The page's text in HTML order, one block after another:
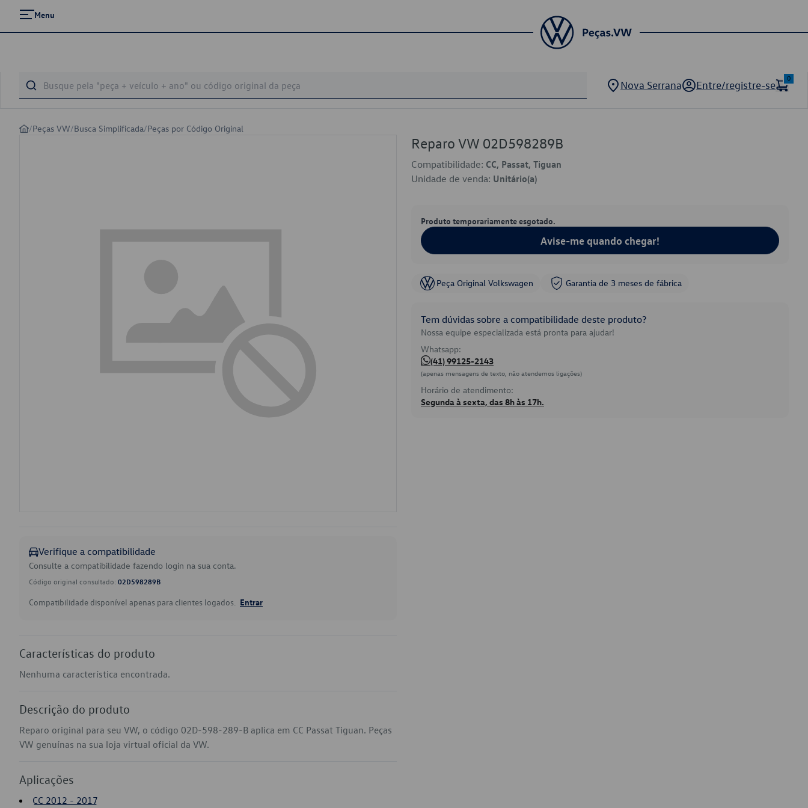
Menu
Nova Serrana Entre/registre-se
0
/Peças VW/Busca Simplificada/Peças por Código Original
Verifique a compatibilidade
Consulte a compatibilidade fazendo login na sua conta.
Código original consultado: 02D598289B
Compatibilidade disponível apenas para clientes logados. Entrar
Características do produto
Nenhuma característica encontrada.
Descrição do produto
Reparo original para seu VW, o código 02D-598-289-B aplica em CC Passat Tiguan. Peças
VW genuínas na sua loja virtual oficial da VW.
Aplicações
CC 2012 - 2017
Reparo VW 02D598289B
Compatibilidade: CC, Passat, Tiguan
Unidade de venda: Unitário(a)
Produto temporariamente esgotado.
Avise-me quando chegar!
Peça Original Volkswagen Garantia de 3 meses de fábrica
Tem dúvidas sobre a compatibilidade deste produto?
Nossa equipe especializada está pronta para ajudar!
Whatsapp:
(41) 99125-2143
(apenas mensagens de texto, não atendemos ligações)
Horário de atendimento:
Segunda à sexta, das 8h às 17h.